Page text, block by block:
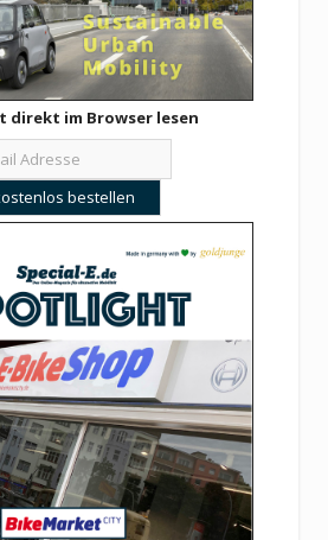
direkt im Browser lesen